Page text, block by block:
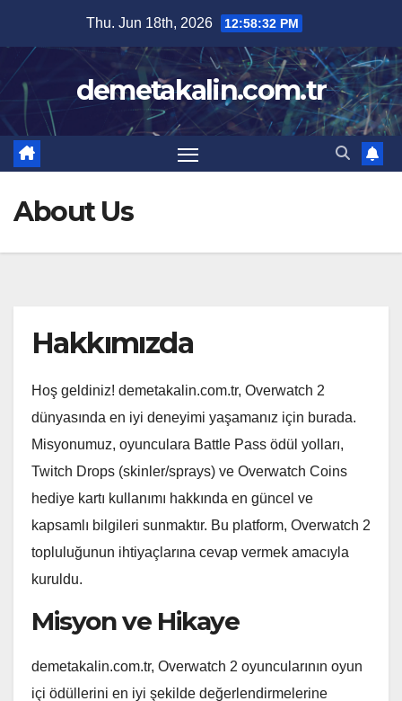
content
Thu. Jun 18th, 2026 12:58:33 PM
demetakalin.com.tr
About Us
Hakkımızda
Hoş geldiniz! demetakalin.com.tr, Overwatch 2
dünyasında en iyi deneyimi yaşamanız için burada.
Misyonumuz, oyunculara Battle Pass ödül yolları,
Twitch Drops (skinler/sprays) ve Overwatch Coins
hediye kartı kullanımı hakkında en güncel ve
kapsamlı bilgileri sunmaktır. Bu platform, Overwatch 2
topluluğunun ihtiyaçlarına cevap vermek amacıyla
kuruldu.
Misyon ve Hikaye
demetakalin.com.tr, Overwatch 2 oyuncularının oyun
içi ödüllerini en iyi şekilde değerlendirmelerine